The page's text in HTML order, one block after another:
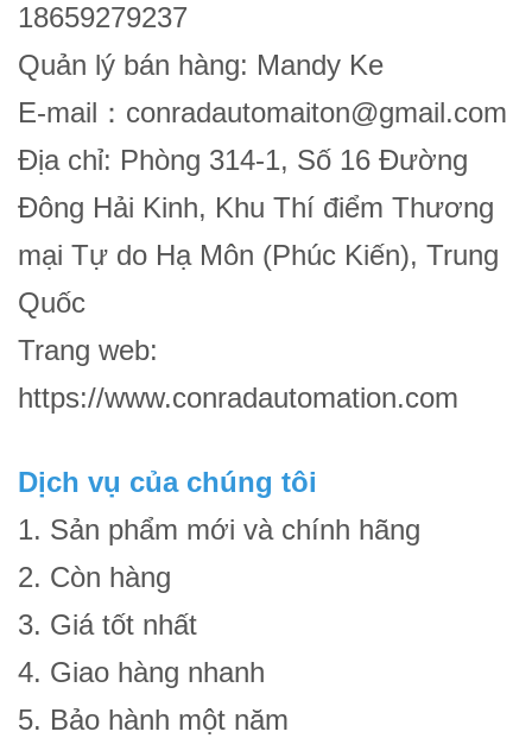
18659279237
Quản lý bán hàng: Mandy Ke
E-mail ： conradautomaiton@gmail.com
Địa chỉ: Phòng 314-1, Số 16 Đường
Đông Hải Kinh, Khu Thí điểm Thương
mại Tự do Hạ Môn (Phúc Kiến), Trung
Quốc
Trang web:
https://www.conradautomation.com
Dịch vụ của chúng tôi
1. Sản phẩm mới và chính hãng
2. Còn hàng
3. Giá tốt nhất
4. Giao hàng nhanh
5. Bảo hành một năm